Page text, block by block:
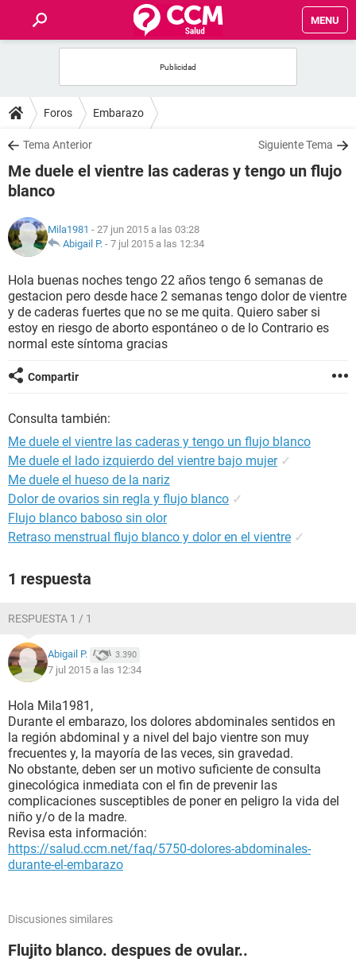
MENU
FOROS
SALUD
FAMILIA
NUTRICIÓN
SEXUALIDAD
GLOSARIO
Foros Embarazo
Tema Anterior Siguiente Tema
Me duele el vientre las caderas y tengo un flujo
blanco
Mila1981 - 27 jun 2015 a las 03:28
Abigail P. - 7 jul 2015 a las 12:34
Hola buenas noches tengo 22 años tengo 6 semanas de
gestacion pero desde hace 2 semanas tengo dolor de vientre
y de caderas fuertes que no se me quita. Quiero saber si
estoy en riesgo de aborto espontáneo o de lo Contrario es
normal este síntoma gracias
Compartir
Consulta también:
Me duele el vientre las caderas y tengo un flujo blanco
Me duele el lado izquierdo del vientre bajo mujer ✓
Me duele el hueso de la nariz
Dolor de ovarios sin regla y flujo blanco ✓
Flujo blanco baboso sin olor
Retraso menstrual flujo blanco y dolor en el vientre ✓
1 respuesta
RESPUESTA 1 / 1
Abigail P. 3.390
7 jul 2015 a las 12:34
Hola Mila1981,
Durante el embarazo, los dolores abdominales sentidos en
la región abdominal y a nivel del bajo vientre son muy
frecuentes y, la mayoría de las veces, sin gravedad.
No obstante, deben ser un motivo suficiente de consulta
ginecológica inmediata con el fin de prevenir las
complicaciones susceptibles de poner en peligro la vida del
niño y/o de la madre.
Revisa esta información:
https://salud.ccm.net/faq/5750-dolores-abdominales-
durante-el-embarazo
Discusiones similares
Flujito blanco. despues de ovular..